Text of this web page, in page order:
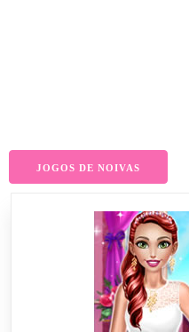
JOGOS DE NOIVAS